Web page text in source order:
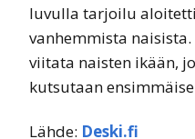
luvulla tarjoilu
vanhemmista
viitata naisten ikään,
kutsutaan
Lähde: Deski.fi